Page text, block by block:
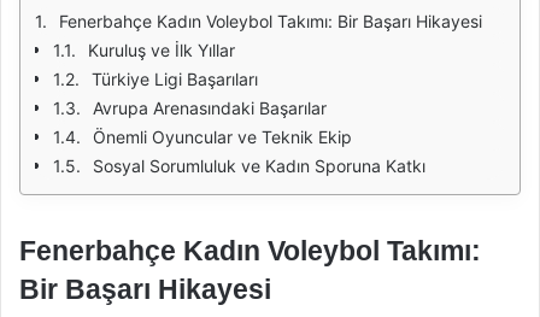
Fenerbahçe Kadın Voleybol Takımı: Bir Başarı Hikayesi
Kuruluş ve İlk Yıllar
Türkiye Ligi Başarıları
Avrupa Arenasındaki Başarılar
Önemli Oyuncular ve Teknik Ekip
Sosyal Sorumluluk ve Kadın Sporuna Katkı
Fenerbahçe Kadın Voleybol Takımı:
Bir Başarı Hikayesi